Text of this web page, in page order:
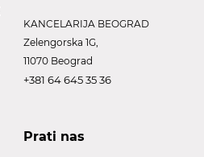
KANCELARIJA BEOGRAD
Zelengorska 1G,
11070 Beograd
+381 64 645 35 36
Prati nas